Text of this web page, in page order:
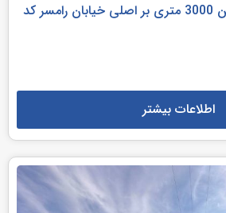
مشارکت در ساخت زمین 3000 متری بر اصلی خیابان رامسر کد
اطلاعات بیشتر